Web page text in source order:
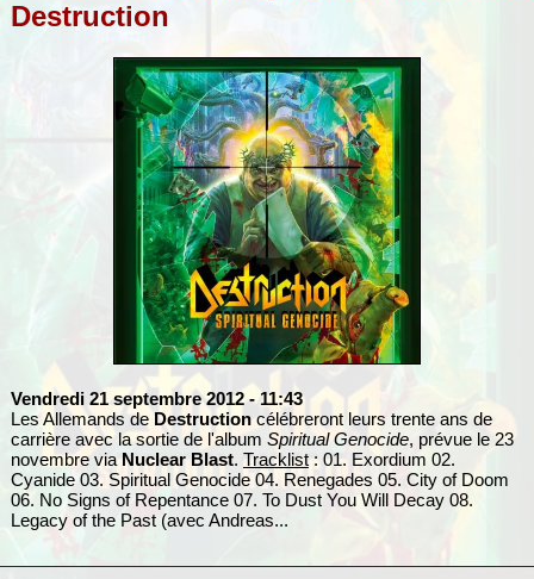
Destruction
Vendredi 21 septembre 2012 - 11:43
Les Allemands de Destructioncélébreront leurs trente ans de
carrière avec la sortie de l'album Spiritual Genocide, prévue le 23
novembre viaNuclear Blast. Tracklist: 01. Exordium 02.
Cyanide 03. Spiritual Genocide 04. Renegades 05. City of Doom
06. No Signs of Repentance 07. To Dust You Will Decay 08.
Legacy of the Past (avec Andreas...